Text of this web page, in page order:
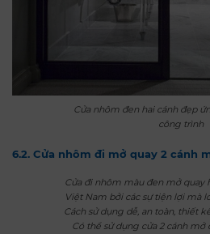
Cửa nhôm đen hai cánh đẹp
công trình
6.2. Cửa nhôm đi mở quay 2 cánh
Cửa đi nhôm màu đen mở quay
Việt Nam bởi các sự tiện lợi mà
Cách sử dụng dễ, an toàn, thiết
Có thể sử dụng cửa 2 cánh mở